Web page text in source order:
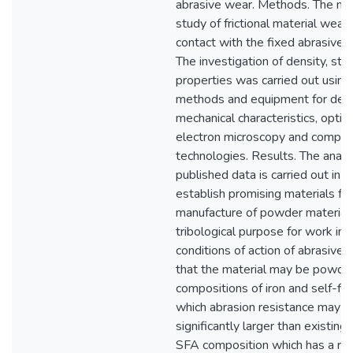
abrasive wear. Methods. The
study of frictional material wear
contact with the fixed abrasive
The investigation of density,
properties was carried out
methods and equipment for
mechanical characteristics,
electron microscopy and
technologies. Results. The
published data is carried out in
establish promising materials
manufacture of powder
tribological purpose for work in
conditions of action of
that the material may be
compositions of iron and self-
which abrasion resistance may
significantly larger than existing
SFA composition which has a